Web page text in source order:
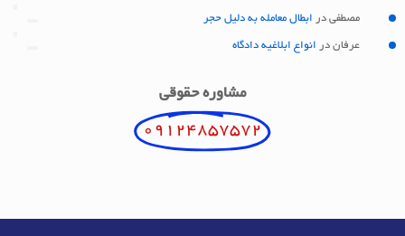
مصطفی در ابطال معامله به دلیل حجر
عرفان در انواع ابلاغیه دادگاه
مشاوره حقوقی
09124857572